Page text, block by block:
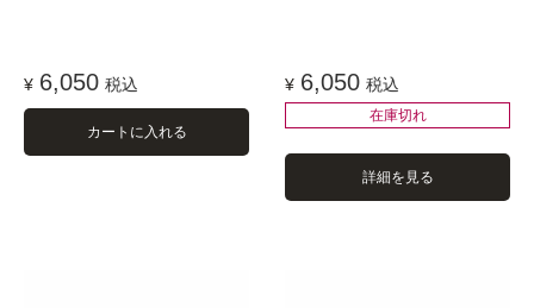
¥ 6,050 税込
カートに入れる
¥ 6,050 税込
在庫切れ
詳細を見る